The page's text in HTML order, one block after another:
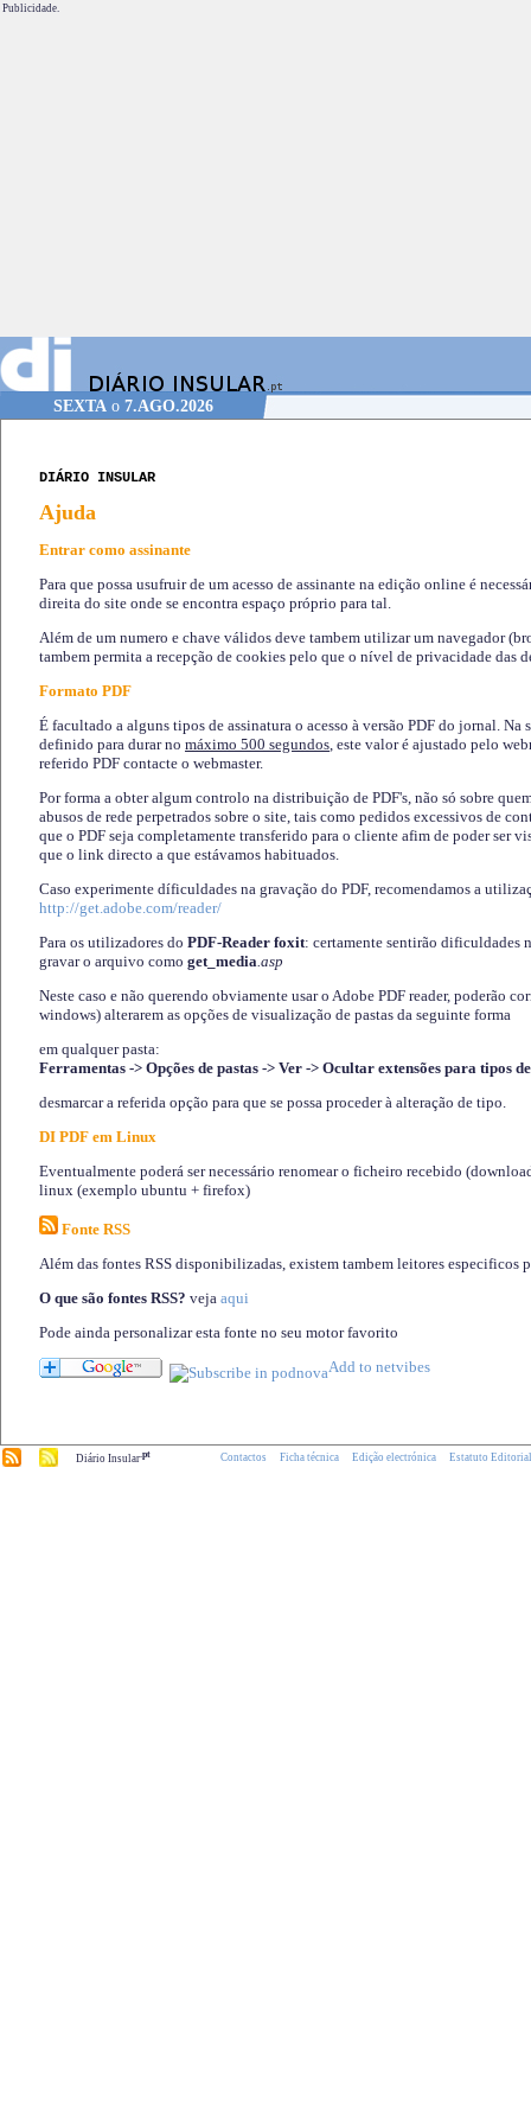
Publicidade.
SEXTA o 7.AGO.2026
DIÁRIO INSULAR
Ajuda
Entrar como assinante
Para que possa usufruir de um acesso de assinante na edição online é
direita do site onde se encontra espaço próprio para tal.
Além de um numero e chave válidos deve tambem utilizar um navegador
tambem permita a recepção de cookies pelo que o nível de privacidade das
Formato PDF
É facultado a alguns tipos de assinatura o acesso à versão PDF do jornal. Na
definido para durar no máximo 500 segundos, este valor é ajustado pelo
referido PDF contacte o webmaster.
Por forma a obter algum controlo na distribuição de PDF's, não só sobre
abusos de rede perpetrados sobre o site, tais como pedidos excessivos de
que o PDF seja completamente transferido para o cliente afim de poder ser
que o link directo a que estávamos habituados.
Caso experimente díficuldades na gravação do PDF, recomendamos a
http://get.adobe.com/reader/
Para os utilizadores do PDF-Reader foxit: certamente sentirão dificuldades
gravar o arquivo como get_media.asp
Neste caso e não querendo obviamente usar o Adobe PDF reader, poderão
windows) alterarem as opções de visualização de pastas da seguinte forma
em qualquer pasta:
Ferramentas -> Opções de pastas -> Ver -> Ocultar extensões para tipos
desmarcar a referida opção para que se possa proceder à alteração de tipo.
DI PDF em Linux
Eventualmente poderá ser necessário renomear o ficheiro recebido
linux (exemplo ubuntu + firefox)
Fonte RSS
Além das fontes RSS disponibilizadas, existem tambem leitores especificos
O que são fontes RSS? veja aqui
Pode ainda personalizar esta fonte no seu motor favorito
Diário Insular.pt Contactos Ficha técnica Edição electrónica Estatuto Editorial